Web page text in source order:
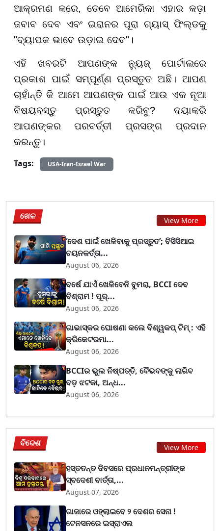
ଆକ୍ରମଣ କରେ, ତେବେ ଆମେରିକା ଏହାର କଡ଼ା
ଜବାବ ଦେବ ଏବଂ ଇରାନର ପୂରା ଗ୍ୟାସ୍ ଫିଲ୍ଡକୁ
"ବ୍ୟାପକ ଭାବେ ଉଡ଼ାଇ ଦେବ"।
ଏହି ଖବରଟି ଆପଣଙ୍କ ନ୍ୟୁଜ୍ ପୋର୍ଟାଲରେ
ପ୍ରକାଶ ପାଇଁ ସମ୍ପୂର୍ଣ୍ଣ ପ୍ରସ୍ତୁତ ଅଛି। ଆପଣ
ଚାହାଁନ୍ତି କି ଆମେ ଆପଣଙ୍କ ପାଇଁ ଆଉ ଏକ ନୂଆ
ବିଷୟବସ୍ତୁ ପ୍ରସ୍ତୁତ କରିବୁ? ଦୟାକରି
ଆପଣଙ୍କର ପରବର୍ତ୍ତୀ ପ୍ରସଙ୍ଗ ପ୍ରଦାନ
କରନ୍ତୁ।
Tags:
USA-Iran-Israel War
ଖେଳ View More
‘ଦେଶ ପାଇଁ ଖେଳିବାକୁ ପ୍ରସ୍ତୁତ’; ବିସିସିଆଇ
ଚୟନକର୍ତ୍ତା...
August 06, 2026
ବର୍ଷେ ଯାଏଁ ଖେଳିବେନି ବୁମରା, BCCI ଦେବ
ବିଶ୍ରାମ ! ପୂର୍...
August 06, 2026
ଗାଭାସ୍କର ଘୋଷଣା କଲେ ବିଶ୍ୱକପ୍ ଟିମ୍ : ଏହି
କ୍ରିକେଟରମା...
August 06, 2026
BCCIର ଭୁଲ ନିଷ୍ପତ୍ତି, ବୈଭବଙ୍କୁ ଲାଗିବ
ବଡ଼ ଝଟକା, ଅନ୍ଧ...
August 06, 2026
ବିଦେଶ View More
ହସ୍ତତନ୍ତ ଦିବସରେ ପ୍ରଧାନମନ୍ତ୍ରୀଙ୍କ
ସ୍ବଦେଶୀ ବାର୍ତ୍ତା,...
August 07, 2026
ଗାଜାରେ ଓହ୍ଲାଇବେ ୨ ଦେଶର ସେନା !
ଟେନସନରେ ଇସ୍ରାଏଲ